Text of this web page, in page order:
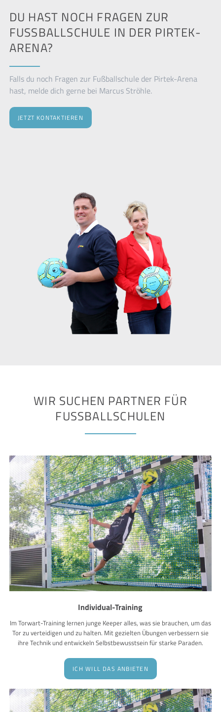
DU HAST NOCH FRAGEN ZUR
FUSSBALLSCHULE IN DER PIRTEK-A
RENA?
Falls du noch Fragen zur Fußballschule der Pirtek-Arena
hast, melde dich gerne bei Marcus Ströhle.
JETZT KONTAKTIEREN
WIR SUCHEN PARTNER FÜR
FUSSBALLSCHULEN
Individual-Training
Im Torwart-Training lernen junge Keeper alles, was sie brauchen, um das
Tor zu verteidigen und zu halten. Mit gezielten Übungen verbessern sie
ihre Technik und entwickeln Selbstbewusstsein für starke Paraden.
ICH WILL DAS ANBIETEN